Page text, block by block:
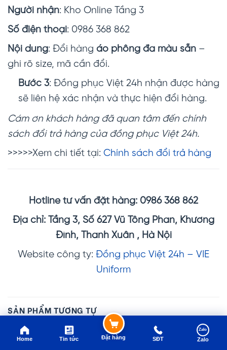
Người nhận: Kho Online Tầng 3
Số điện thoại: 0986 368 862
Nội dung: Đổi hàng áo phông đa màu sẵn –
ghi rõ size, mã cần đổi.
Bước 3: Đồng phục Việt 24h nhận được hàng
sẽ liên hệ xác nhận và thực hiện đổi hàng.
Cám ơn khách hàng đã quan tâm đến chính
sách đổi trả hàng của đồng phục Việt 24h.
>>>>>Xem chi tiết tại: Chính sách đổi trả hàng
Hotline tư vấn đặt hàng: 0986 368 862
Địa chỉ: Tầng 3, Số 627 Vũ Tông Phan, Khương
Đình, Thanh Xuân , Hà Nội
Website công ty: Đồng phục Việt 24h – VIE
Uniform
SẢN PHẨM TƯƠNG TỰ
Home Tin tức Đặt hàng SĐT
Zalo
Zalo